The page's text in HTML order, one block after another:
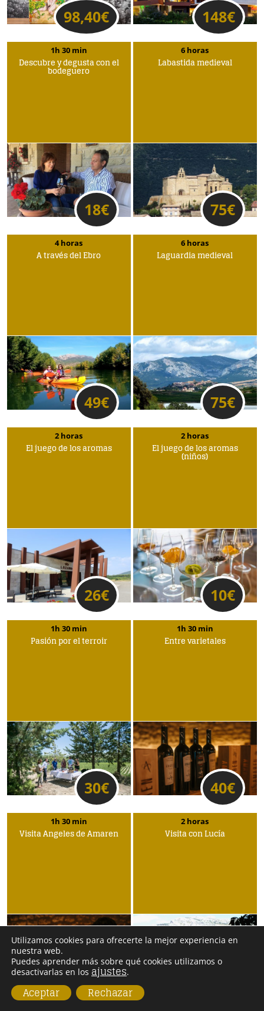
98,40€ 148€
1h 30 min
Descubre y degusta con el
bodeguero
18€
6 horas
Labastida medieval
75€
4 horas
A través del Ebro
49€
6 horas
Laguardia medieval
75€
2 horas
El juego de los aromas
26€
2 horas
El juego de los aromas
(niños)
10€
1h 30 min
Pasión por el terroir
30€
1h 30 min
Entre varietales
40€
1h 30 min
Visita Ángeles de Amaren
25€
2 horas
Visita con Lucía
Utilizamos cookies para ofrecerte la mejor experiencia en
nuestra web.
Puedes aprender más sobre qué cookies utilizamos o
desactivarlas en los ajustes.
Aceptar Rechazar